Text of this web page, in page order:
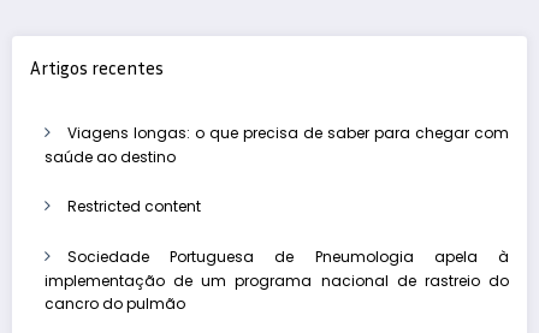
Artigos recentes
Viagens longas: o que precisa de saber para chegar com
saúde ao destino
Restricted content
Sociedade Portuguesa de Pneumologia apela à
implementação de um programa nacional de rastreio do
cancro do pulmão